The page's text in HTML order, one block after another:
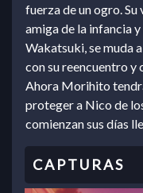
fuerza de un ogro.
amiga de la infancia
Wakatsuki, se muda
con su reencuentro
Ahora Morihito
proteger a Nico de
comienzan sus días